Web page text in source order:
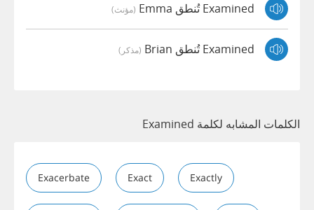
Examined تُنطق Emma (مؤنث)
Examined تُنطق Brian (مذكر)
الكلمات المشابه لكلمة Examined
Exacerbate Exact Exactly